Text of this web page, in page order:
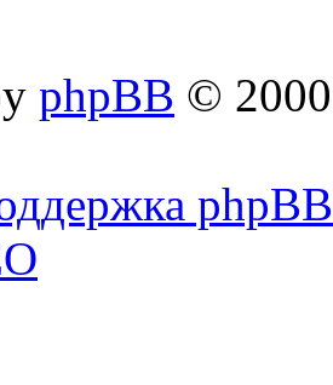
phpBB ©
phpBB